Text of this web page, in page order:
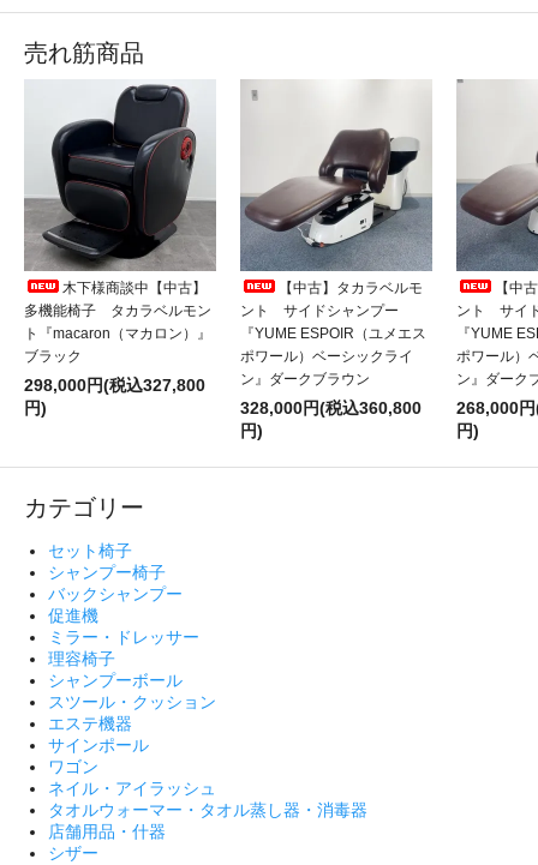
売れ筋商品
木下様商談中【中古】
多機能椅子 タカラベルモン
ト『macaron（マカロン）』
ブラック
298,000円(税込327,800
円)
【中古】タカラベルモ
ント サイドシャンプー
『YUME ESPOIR（ユメエス
ポワール）ベーシックライ
ン』ダークブラウン
328,000円(税込360,800
円)
【中
ント サイ
『YUME
ポワール）
ン』ダーク
268,000
円)
カテゴリー
セット椅子
シャンプー椅子
バックシャンプー
促進機
ミラー・ドレッサー
理容椅子
シャンプーボール
スツール・クッション
エステ機器
サインポール
ワゴン
ネイル・アイラッシュ
タオルウォーマー・タオル蒸し器・消毒器
店舗用品・什器
シザー